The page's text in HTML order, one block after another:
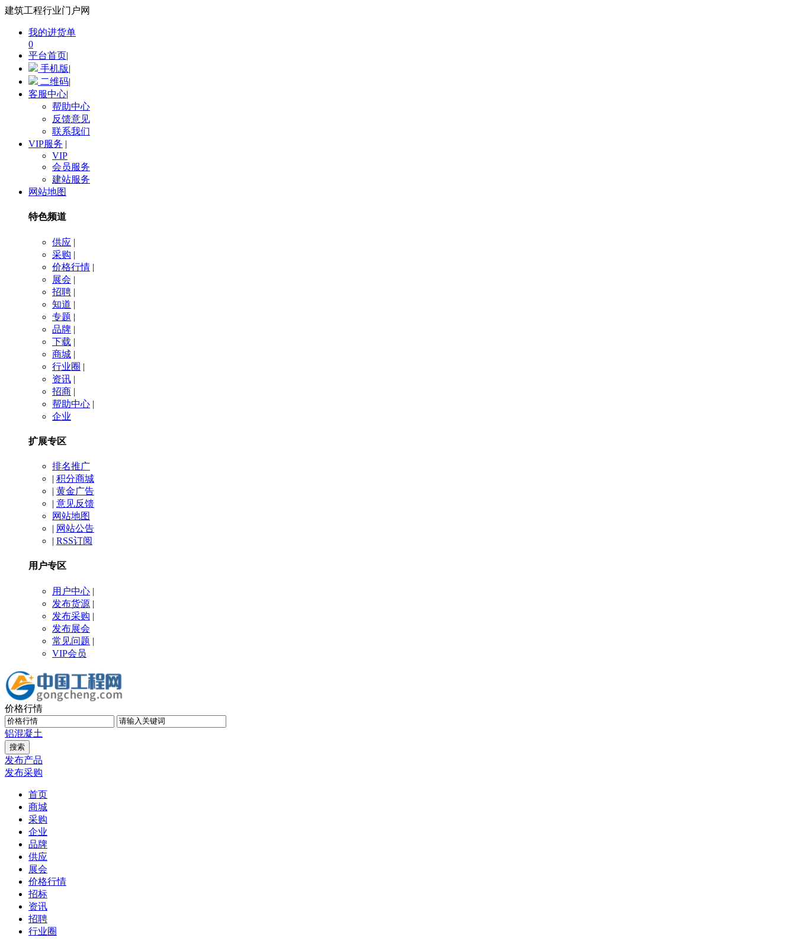
建筑工程行业门户网
我的进货单
0
平台首页|
手机版|
二维码|
客服中心|
帮助中心
反馈意见
联系我们
VIP服务 |
VIP
会员服务
建站服务
网站地图
特色频道
供应 |
采购 |
价格行情 |
展会 |
招聘 |
知道 |
专题 |
品牌 |
下载 |
商城 |
行业圈 |
资讯 |
招商 |
帮助中心 |
企业
扩展专区
排名推广
| 积分商城
| 黄金广告
| 意见反馈
网站地图
| 网站公告
| RSS订阅
用户专区
用户中心 |
发布货源 |
发布采购 |
发布展会
常见问题 |
VIP会员
价格行情
铝混凝土
发布产品
发布采购
首页
商城
采购
企业
品牌
供应
展会
价格行情
招标
资讯
招聘
行业圈